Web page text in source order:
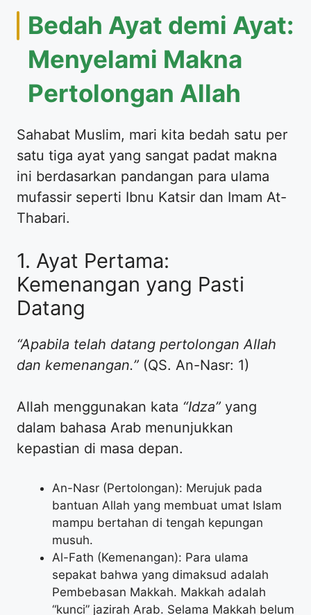
Bedah Ayat demi Ayat:
Menyelami Makna
Pertolongan Allah
Sahabat Muslim, mari kita bedah satu per
satu tiga ayat yang sangat padat makna
ini berdasarkan pandangan para ulama
mufassir seperti Ibnu Katsir dan Imam At-
Thabari.
1. Ayat Pertama:
Kemenangan yang Pasti
Datang
“Apabila telah datang pertolongan Allah
dan kemenangan.” (QS. An-Nasr: 1)
Allah menggunakan kata “Idza” yang
dalam bahasa Arab menunjukkan
kepastian di masa depan.
An-Nasr (Pertolongan): Merujuk pada
bantuan Allah yang membuat umat Islam
mampu bertahan di tengah kepungan
musuh.
Al-Fath (Kemenangan): Para ulama
sepakat bahwa yang dimaksud adalah
Pembebasan Makkah. Makkah adalah
“kunci” jazirah Arab. Selama Makkah belum